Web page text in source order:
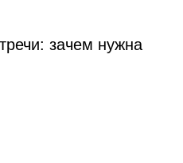
зачем нужна